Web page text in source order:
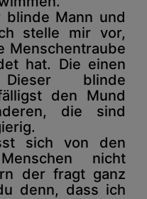
Mann und
stelle mir vor,
Menschentraube
hat. Die einen
blinde
den Mund
die sind
sich von den
nicht
der fragt ganz
denn, dass ich